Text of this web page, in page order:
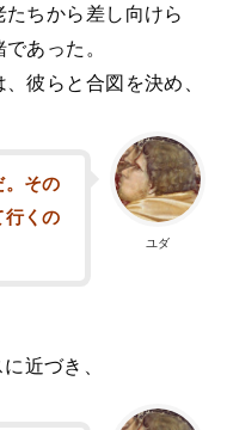
ちから差し向けら
あった。
彼らと合図を決め、
ユダ
。その
行くの
近づき、